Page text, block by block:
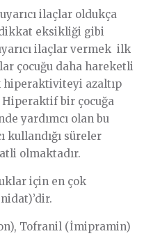
ilaçlar oldukça
eksikliği gibi
ilaçlar vermek ilk
çocuğu daha hareketli
hiperaktiviteyi azaltıp
bir çocuğa
yardımcı olan bu
kullandığı süreler
olmaktadır.
için en çok
Tofranil (İmipramin)